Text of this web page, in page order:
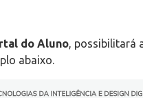
do Aluno, possibilitará
abaixo.